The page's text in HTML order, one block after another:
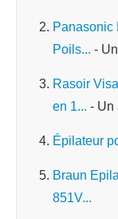
Panasonic
Poils... -
Rasoir
en 1... - Un
Épilateur
Braun
851V...